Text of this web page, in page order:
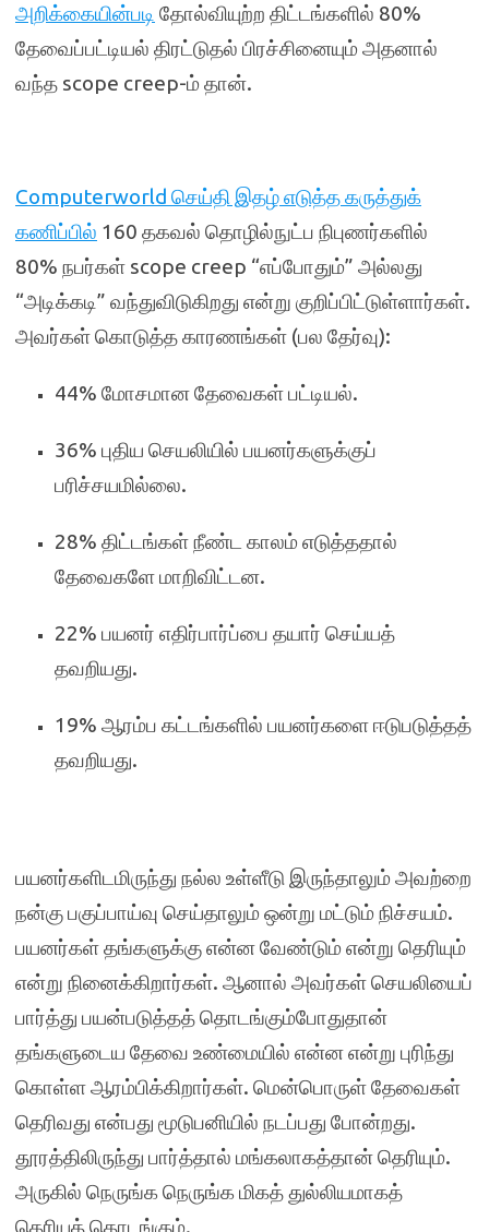
அறிக்கையின்படி தோல்வியுற்ற திட்டங்களில் 80%
தேவைப்பட்டியல் திரட்டுதல் பிரச்சினையும் அதனால்
வந்த scope creep-ம் தான்.
Computerworld செய்தி இதழ் எடுத்த கருத்துக்
கணிப்பில் 160 தகவல் தொழில்நுட்ப நிபுணர்களில்
80% நபர்கள் scope creep “எப்போதும்” அல்லது
“அடிக்கடி” வந்துவிடுகிறது என்று குறிப்பிட்டுள்ளார்கள்.
அவர்கள் கொடுத்த காரணங்கள் (பல தேர்வு):
44% மோசமான தேவைகள் பட்டியல்.
36% புதிய செயலியில் பயனர்களுக்குப்
பரிச்சயமில்லை.
28% திட்டங்கள் நீண்ட காலம் எடுத்ததால்
தேவைகளே மாறிவிட்டன.
22% பயனர் எதிர்பார்ப்பை தயார் செய்யத்
தவறியது.
19% ஆரம்ப கட்டங்களில் பயனர்களை ஈடுபடுத்தத்
தவறியது.
பயனர்களிடமிருந்து நல்ல உள்ளீடு இருந்தாலும் அவற்றை
நன்கு பகுப்பாய்வு செய்தாலும் ஒன்று மட்டும் நிச்சயம்.
பயனர்கள் தங்களுக்கு என்ன வேண்டும் என்று தெரியும்
என்று நினைக்கிறார்கள். ஆனால் அவர்கள் செயலியைப்
பார்த்து பயன்படுத்தத் தொடங்கும்போதுதான்
தங்களுடைய தேவை உண்மையில் என்ன என்று புரிந்து
கொள்ள ஆரம்பிக்கிறார்கள். மென்பொருள் தேவைகள்
தெரிவது என்பது மூடுபனியில் நடப்பது போன்றது.
தூரத்திலிருந்து பார்த்தால் மங்கலாகத்தான் தெரியும்.
அருகில் நெருங்க நெருங்க மிகத் துல்லியமாகத்
தெரியத் தொடங்கும்.